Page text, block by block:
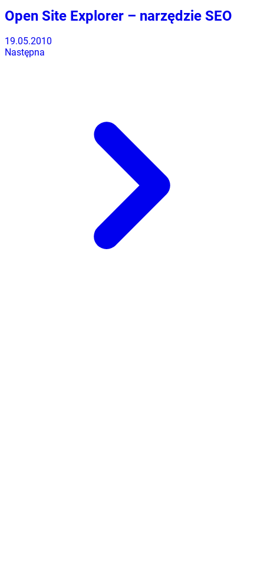
Open Site Explorer – narzędzie SEO
19.05.2010
Następna